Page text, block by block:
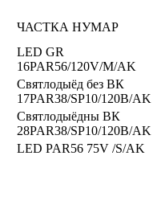
ЧАСТКА НУМАР
LED GR
16PAR56/120V/M/AK
Святлодыёд без ВК
17PAR38/SP10/120B/AK
Святлодыёдны ВК
28PAR38/SP10/120B/AK
LED PAR56 75V /S/AK